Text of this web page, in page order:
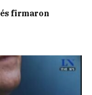
firmaron